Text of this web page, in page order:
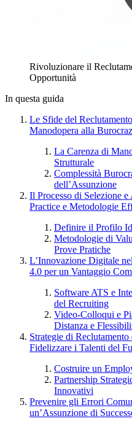
Rivoluzionare il
Opportunità
In questa guida
Le Sfide del
Manodopera alla
La Carenza di
Strutturale
Complessità
dell’Assunzione
Il Processo di Selezione
Practice e Metodologie
Definire il Profilo
Metodologie di
Prove Pratiche
L’Innovazione Digitale
4.0 per un Vantaggio
Software ATS e
del Recruiting
Video-Colloqui e
Distanza e
Strategie di
Fidelizzare i Talenti del
Costruire un
Partnership
Innovativi
Prevenire gli Errori
un’Assunzione di